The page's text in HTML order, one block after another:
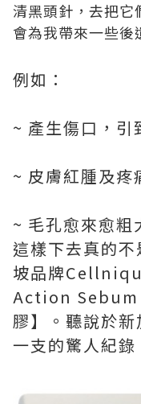
清黑頭針，去把它
會為我帶來一些後
例如：
~ 產生傷口，引
~ 皮膚紅腫及疼
~ 毛孔愈來愈粗
這樣下去真的
坡品牌
Action Sebum
膠】。聽說於
一支的驚人紀錄